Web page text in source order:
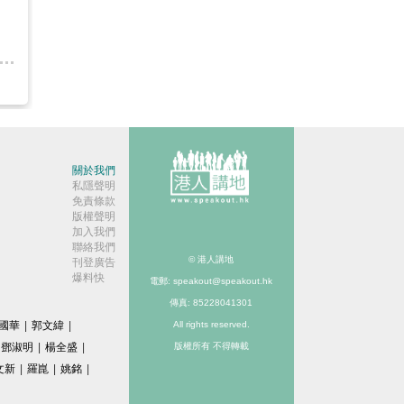
關於我們
私隱聲明
免責條款
版權聲明
加入我們
聯絡我們
刊登廣告
爆料快
華 郭文緯
鄧淑明
楊全盛
新
羅崑 姚銘
© 港人講地
電郵: speakout@speakout.hk
傳真: 85228041301
All rights reserved.
版權所有 不得轉載